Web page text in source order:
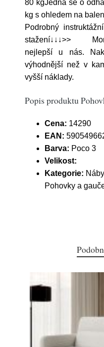
80 kgJedná se o
kg s ohledem na
Podrobný
stažení↓↓↓>>
nejlepší u nás.
výhodnější než v
vyšší náklady.
Popis produktu
Cena: 14290
EAN:
Barva: Poco 3
Velikost:
Kategorie:
Pohovky a